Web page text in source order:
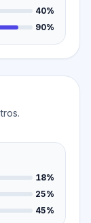
40%
90%
18%
25%
45%